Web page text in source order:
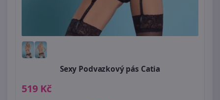
Sexy Podvazkový pás Catia
519 Kč